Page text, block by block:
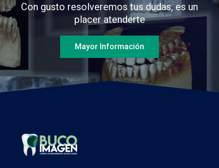
Con gusto resolveremos tus dudas, es un
placer atenderte
Mayor Información